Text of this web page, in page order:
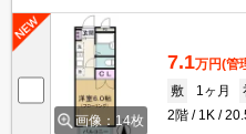
画像：14枚
7.1万円(管
敷
1ヶ月
2階
1K